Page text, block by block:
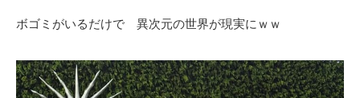
ボゴミがいるだけで 異次元の世界が現実にｗｗ